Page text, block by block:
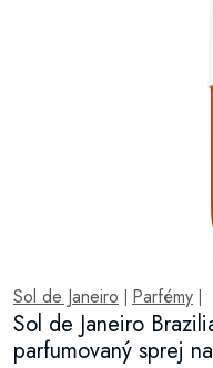
Sol de Janeiro Parfémy
Sol de Janeiro
parfumovaný sprej